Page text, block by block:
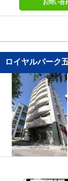
お問い合
ロイヤルパーク